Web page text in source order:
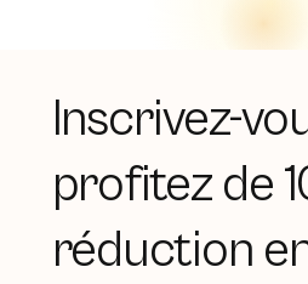
Inscrivez-
profitez de
réduction